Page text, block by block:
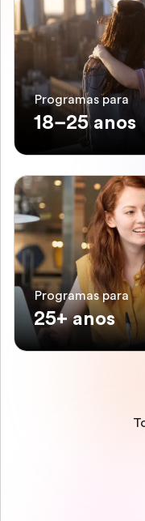
Programas para
18–25 anos
Programas para
25+ anos